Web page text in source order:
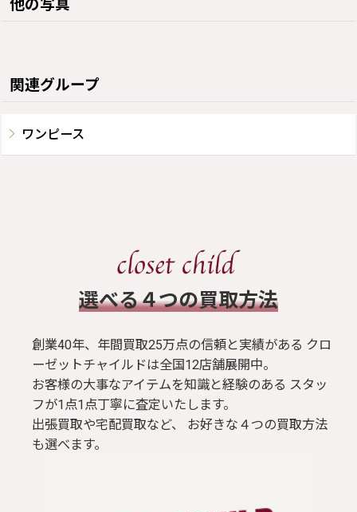
他の写真
関連グループ
ワンピース
​選べる４つの買取方法
創業40年、年間買取25万点の信頼と実績がある クロ
ーゼットチャイルドは全国12店舗展開中。
お客様の大事なアイテムを知識と経験のある スタッ
フが1点1点丁寧に査定いたします。
出張買取や宅配買取など、 お好きな４つの買取方法
も選べます。